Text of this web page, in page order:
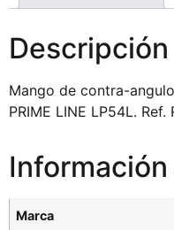
Descripción
Mango de contra-
PRIME LINE LP54L.
Marca